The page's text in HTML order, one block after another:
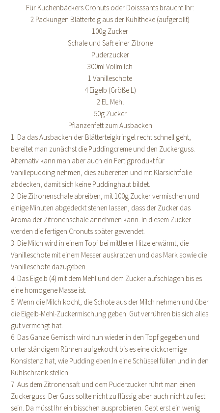
Für Kuchenbäckers Cronuts oder Doisssants braucht Ihr:
2 Packungen Blätterteig aus der Kühltheke (aufgerollt)
100g Zucker
Schale und Saft einer Zitrone
Puderzucker
300ml Vollmilch
1 Vanilleschote
4 Eigelb (Größe L)
2 EL Mehl
50g Zucker
Pflanzenfett zum Ausbacken
1. Da das Ausbacken der Blätterteigkringel recht schnell geht,
bereitet man zunächst die Puddingcreme und den Zuckerguss.
Alternativ kann man aber auch ein Fertigprodukt für
Vanillepudding nehmen, dies zubereiten und mit Klarsichtfolie
abdecken, damit sich keine Puddinghaut bildet.
2. Die Zitronenschale abreiben, mit 100g Zucker vermischen und
einige Minuten abgedeckt stehen lassen, dass der Zucker das
Aroma der Zitronenschale annehmen kann. In diesem Zucker
werden die fertigen Cronuts später gewendet.
3. Die Milch wird in einem Topf bei mittlerer Hitze erwärmt, die
Vanilleschote mit einem Messer auskratzen und das Mark sowie die
Vanilleschote dazugeben.
4. Das Eigelb (4) mit dem Mehl und dem Zucker aufschlagen bis es
eine homogene Masse ist.
5. Wenn die Milch kocht, die Schote aus der Milch nehmen und über
die Eigelb-Mehl-Zuckermischung geben. Gut verrühren bis sich alles
gut vermengt hat.
6. Das Ganze Gemisch wird nun wieder in den Topf gegeben und
unter ständigem Rühren aufgekocht bis es eine dickcremige
Konsistenz hat, wie Pudding eben.In eine Schüssel füllen und in den
Kühlschrank stellen.
7. Aus dem Zitronensaft und dem Puderzucker rührt man einen
Zuckerguss. Der Guss sollte nicht zu flüssig aber auch nicht zu fest
sein. Da müsst Ihr ein bisschen ausprobieren. Gebt erst ein wenig